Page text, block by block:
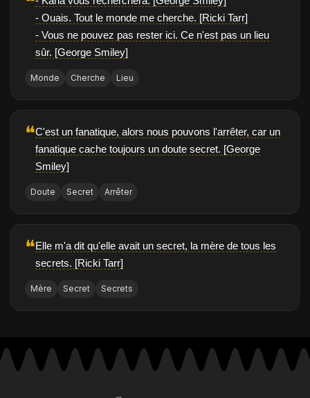
- Ouais. Tout le monde me cherche. [Ricki Tarr]
- Vous ne pouvez pas rester ici. Ce n'est pas un lieu
sûr. [George Smiley]
Monde Cherche Lieu
❝C'est un fanatique, alors nous pouvons l'arrêter, car un
fanatique cache toujours un doute secret. [George
Smiley]
Doute Secret Arrêter
❝Elle m'a dit qu'elle avait un secret, la mère de tous les
secrets. [Ricki Tarr]
Mère Secret Secrets